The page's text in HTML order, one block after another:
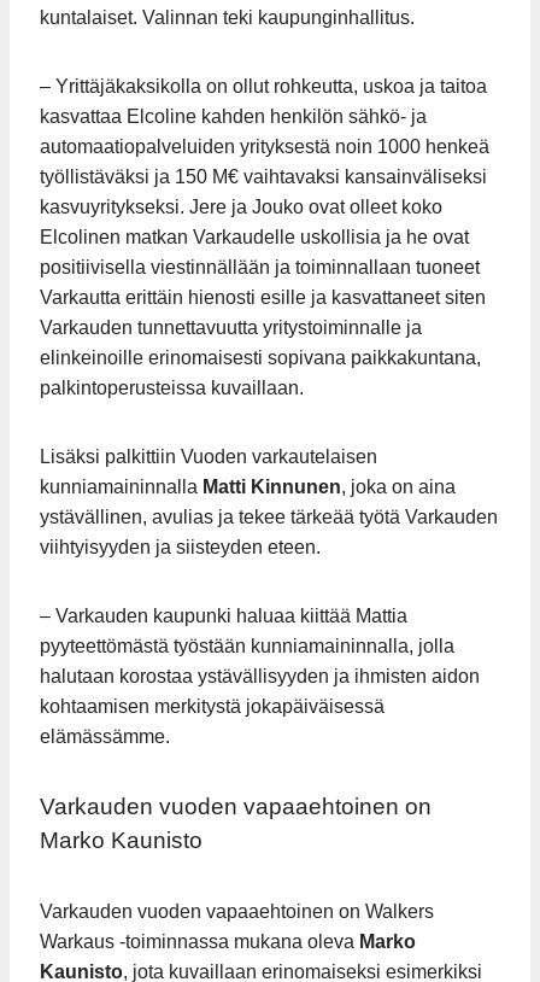
kuntalaiset. Valinnan teki kaupunginhallitus.
– Yrittäjäkaksikolla on ollut rohkeutta, uskoa ja taitoa
kasvattaa Elcoline kahden henkilön sähkö- ja
automaatiopalveluiden yrityksestä noin 1000 henkeä
työllistäväksi ja 150 M€ vaihtavaksi kansainväliseksi
kasvuyritykseksi. Jere ja Jouko ovat olleet koko
Elcolinen matkan Varkaudelle uskollisia ja he ovat
positiivisella viestinnällään ja toiminnallaan tuoneet
Varkautta erittäin hienosti esille ja kasvattaneet siten
Varkauden tunnettavuutta yritystoiminnalle ja
elinkeinoille erinomaisesti sopivana paikkakuntana,
palkintoperusteissa kuvaillaan.
Lisäksi palkittiin Vuoden varkautelaisen
kunniamaininnalla Matti Kinnunen, joka on aina
ystävällinen, avulias ja tekee tärkeää työtä Varkauden
viihtyisyyden ja siisteyden eteen.
– Varkauden kaupunki haluaa kiittää Mattia
pyyteettömästä työstään kunniamaininnalla, jolla
halutaan korostaa ystävällisyyden ja ihmisten aidon
kohtaamisen merkitystä jokapäiväisessä
elämässämme.
Varkauden vuoden vapaaehtoinen on
Marko Kaunisto
Varkauden vuoden vapaaehtoinen on Walkers
Warkaus -toiminnassa mukana oleva Marko
Kaunisto, jota kuvaillaan erinomaiseksi esimerkiksi